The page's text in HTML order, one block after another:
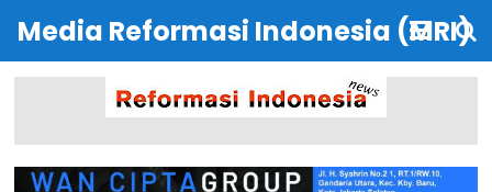
Media Reformasi Indonesia (MRI)